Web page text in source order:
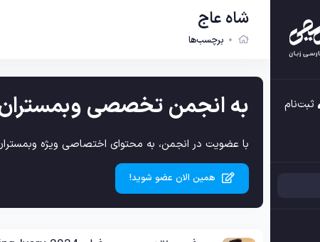
ثبت‌نام
شاه عاج
برچسب‌ها
به انجمن تخصصی
با عضویت در انجمن، به محتوای اختصاصی ویژه
همین الان عضو شوید!